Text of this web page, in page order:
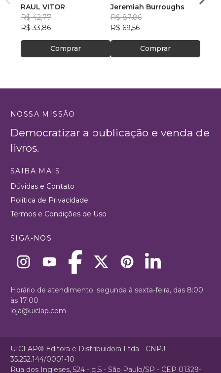
RAUL VITOR
R$ 42,77
R$ 33,86
Comprar
Jeremiah Burroughs
R$ 87,86
R$ 69,56
Comprar
R$
NOSSA MISSÃO
Democratizar a publicação e venda de
livros.
SAIBA MAIS
Dúvidas e Contato
Política de Privacidade
Termos e Condições de Uso
SIGA-NOS
Horário de atendimento: segunda à sexta-feira, das 8:00
às 17:00
loja@uiclap.com
UICLAP® Editora e Distribuidora Ltda - CNPJ
35.252.144/0001-10
Rua dos Ingleses, 524 - cj.5 - São Paulo/SP - CEP 01329-